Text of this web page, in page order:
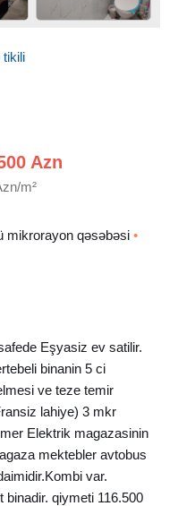
tikili
Azn
m²
mikrorayon qəsəbəsi •
Eşyasiz ev satilir.
binanin 5 ci
ve teze temir
lahiye) 3 mkr
Elektrik magazasinin
mektebler avtobus
var.
binadir. qiymeti 116.500